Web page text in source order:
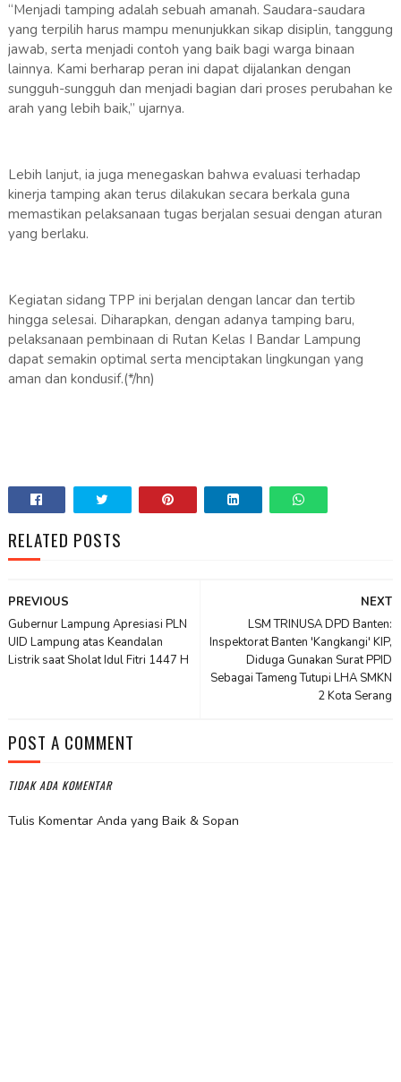
“Menjadi tamping adalah sebuah amanah. Saudara-saudara
yang terpilih harus mampu menunjukkan sikap disiplin, tanggung
jawab, serta menjadi contoh yang baik bagi warga binaan
lainnya. Kami berharap peran ini dapat dijalankan dengan
sungguh-sungguh dan menjadi bagian dari proses perubahan ke
arah yang lebih baik,” ujarnya.
Lebih lanjut, ia juga menegaskan bahwa evaluasi terhadap
kinerja tamping akan terus dilakukan secara berkala guna
memastikan pelaksanaan tugas berjalan sesuai dengan aturan
yang berlaku.
Kegiatan sidang TPP ini berjalan dengan lancar dan tertib
hingga selesai. Diharapkan, dengan adanya tamping baru,
pelaksanaan pembinaan di Rutan Kelas I Bandar Lampung
dapat semakin optimal serta menciptakan lingkungan yang
aman dan kondusif.(*/hn)
RELATED POSTS
NEXT
​LSM TRINUSA DPD Banten:
Inspektorat Banten 'Kangkangi' KIP,
Diduga Gunakan Surat PPID
Sebagai Tameng Tutupi LHA SMKN
2 Kota Serang
PREVIOUS
Gubernur Lampung Apresiasi PLN
UID Lampung atas Keandalan
Listrik saat Sholat Idul Fitri 1447 H
POST A COMMENT
TIDAK ADA KOMENTAR
Tulis Komentar Anda yang Baik & Sopan